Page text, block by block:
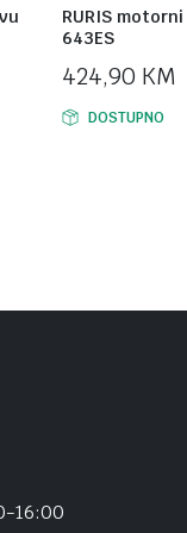
RURIS
643ES
424,90 KM
DOSTUPNO
16:00